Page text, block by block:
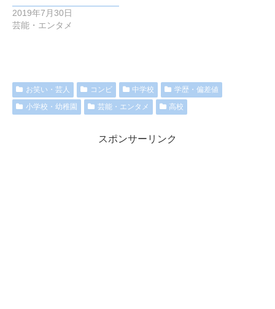
2019年7月30日
芸能・エンタメ
お笑い・芸人 コンビ 中学校
学歴・偏差値
小学校・幼稚園
芸能・エンタメ 高校
スポンサーリンク